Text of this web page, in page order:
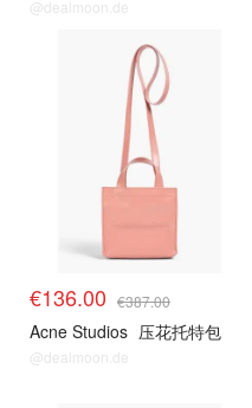
@dealmoon.de
€136.00 €387.00
Acne Studios 压花托特包
@dealmoon.de